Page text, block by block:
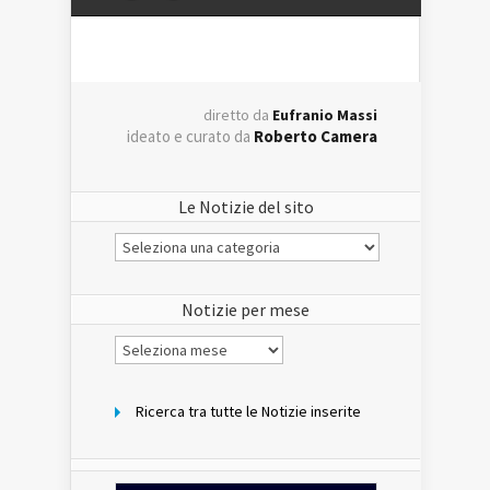
diretto da Eufranio Massi
ideato e curato da Roberto Camera
Le Notizie del sito
Le
Notizie
Notizie per mese
Notizie
per
Ricerca tra tutte le Notizie inserite